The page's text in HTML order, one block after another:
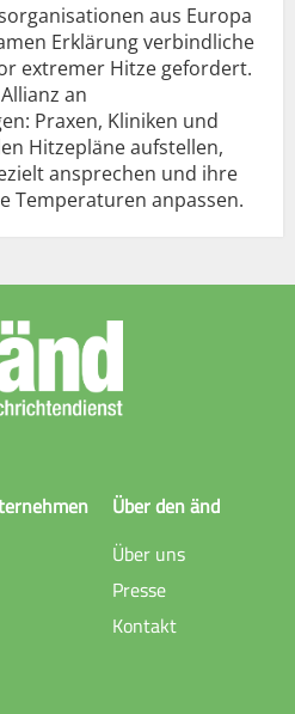
aus Europa
Erklärung verbindliche
extremer Hitze gefordert.
an
Praxen, Kliniken und
Hitzepläne aufstellen,
ansprechen und ihre
Temperaturen anpassen.
Über den änd
Über uns
Presse
Kontakt